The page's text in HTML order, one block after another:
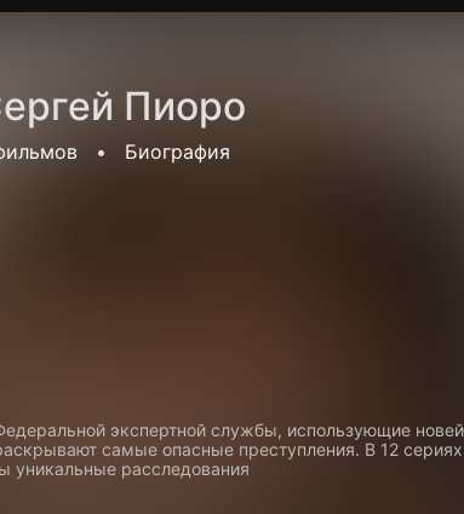
Пиоро
• Биография
экспертной службы, использующие
самые опасные преступления. В 12
уникальные расследования
каналы Контакты